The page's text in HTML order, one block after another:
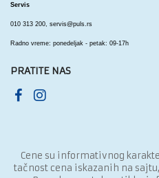
Servis
010 313 200, servis@puls.rs
Radno vreme: ponedeljak - petak: 09-17h
PRATITE NAS
Cene su informativnog
tačnost cena iskazanih na